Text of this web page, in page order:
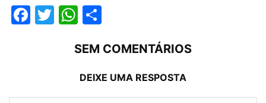
Facebook
TwitterWhatsApp
SEM COMENTÁRIOS
DEIXE UMA RESPOSTA